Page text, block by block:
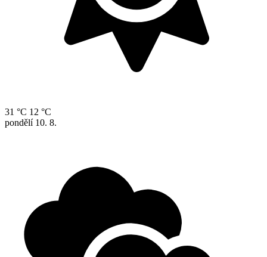
31 °C 12 °C
pondělí 10. 8.